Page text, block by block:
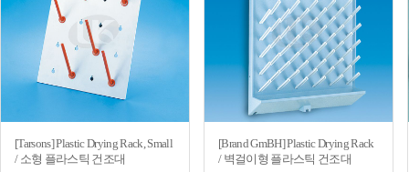
[Tarsons] Plastic Drying Rack, Small
/ 소형 플라스틱 건조대
[Brand GmBH] Plastic Drying Rack
/ 벽걸이형 플라스틱 건조대